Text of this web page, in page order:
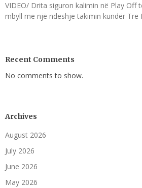
VIDEO/ Drita siguron kalimin në Play Off
mbyll me një ndeshje takimin kundër Tre
Recent Comments
No comments to show.
Archives
August 2026
July 2026
June 2026
May 2026